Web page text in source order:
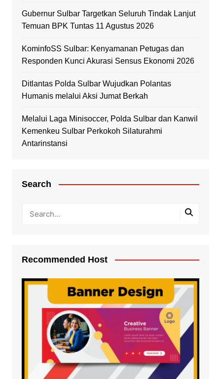
Gubernur Sulbar Targetkan Seluruh Tindak Lanjut
Temuan BPK Tuntas 11 Agustus 2026
KominfoSS Sulbar: Kenyamanan Petugas dan
Responden Kunci Akurasi Sensus Ekonomi 2026
Ditlantas Polda Sulbar Wujudkan Polantas
Humanis melalui Aksi Jumat Berkah
Melalui Laga Minisoccer, Polda Sulbar dan Kanwil
Kemenkeu Sulbar Perkokoh Silaturahmi
Antarinstansi
Search
Recommended Host